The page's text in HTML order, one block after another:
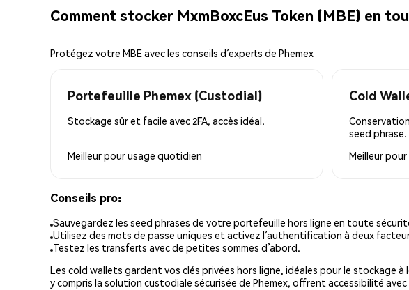
Comment stocker MxmBoxcEus Token (MBE) en
Protégez votre MBE avec les conseils d’experts de Phemex
Portefeuille Phemex (Custodial)
Stockage sûr et facile avec 2FA, accès idéal.
Meilleur pourusage quotidien
Cold
seed phrase.
Meilleur pour
Conseils pro:
Sauvegardez les seed phrases de votre portefeuille hors ligne en toute
Utilisez des mots de passe uniques et activez l’authentification à deux
Testez les transferts avec de petites sommes d’abord.
Les cold wallets gardent vos clés privées hors ligne, idéales pour le stockage
y compris la solution custodiale sécurisée de Phemex, offrent accessibilité